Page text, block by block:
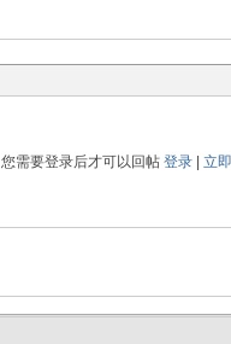
您需要登录后才可以回帖 登录| 立